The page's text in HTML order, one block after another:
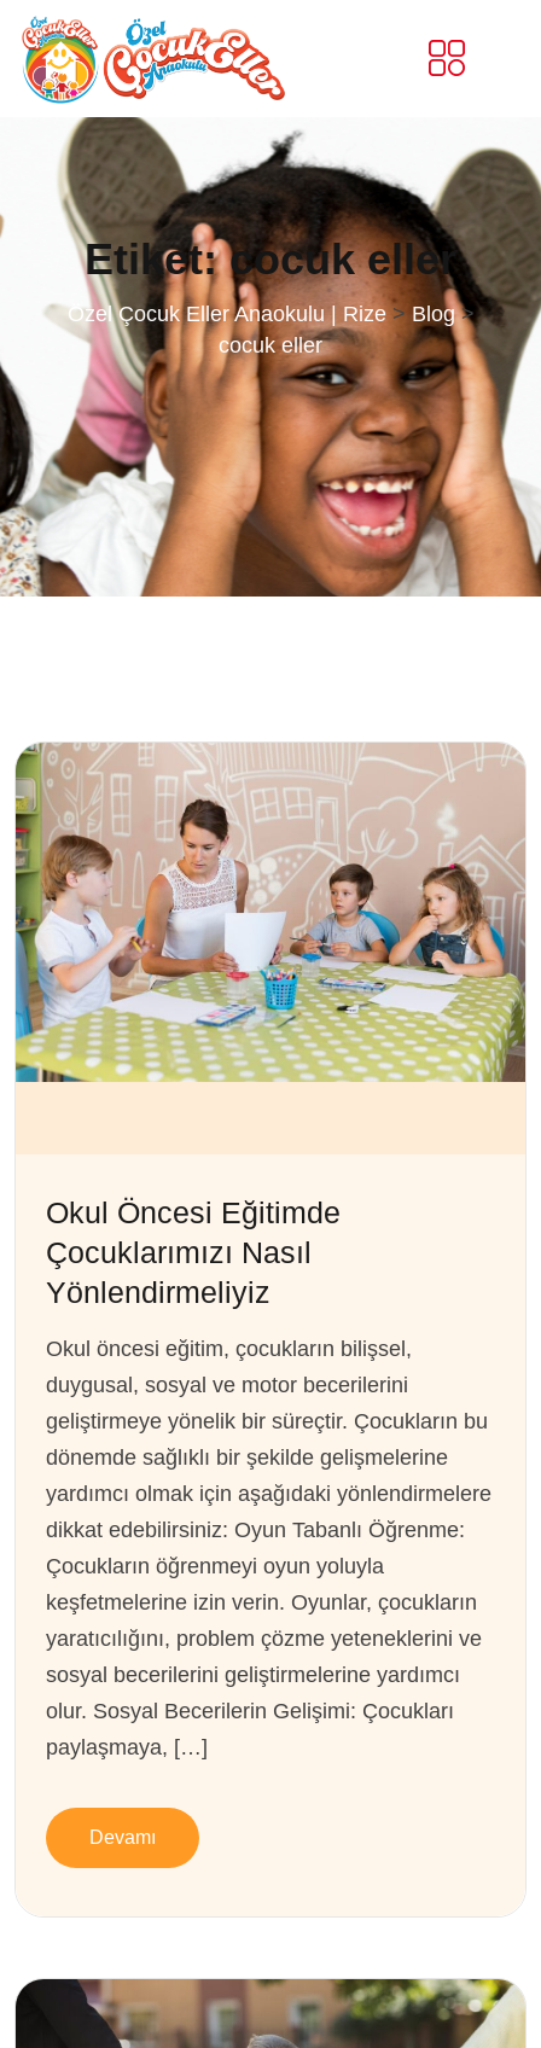
Etiket:cocuk eller
Özel Çocuk Eller Anaokulu | Rize> Blog>
cocuk eller
Okul Öncesi Eğitimde
Çocuklarımızı Nasıl
Yönlendirmeliyiz
Okul öncesi eğitim, çocukların bilişsel,
duygusal, sosyal ve motor becerilerini
geliştirmeye yönelik bir süreçtir. Çocukların bu
dönemde sağlıklı bir şekilde gelişmelerine
yardımcı olmak için aşağıdaki yönlendirmelere
dikkat edebilirsiniz: Oyun Tabanlı Öğrenme:
Çocukların öğrenmeyi oyun yoluyla
keşfetmelerine izin verin. Oyunlar, çocukların
yaratıcılığını, problem çözme yeteneklerini ve
sosyal becerilerini geliştirmelerine yardımcı
olur. Sosyal Becerilerin Gelişimi: Çocukları
paylaşmaya, […]
Devamı